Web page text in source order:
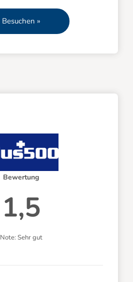
Besuchen »
Bewertung
1,5
Note: Sehr gut